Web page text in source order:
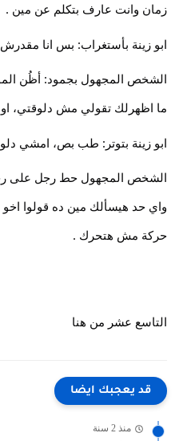
زمان وانت عارف بتكلم عن مين .
ابو زينة بأستغراب: بس انا
الشخص المجهول بجمود: أظُن
ما اظهرلك تقولي مش دلوقتي،
ابو زينة بتوتر: طب بص، امشي
الشخص المجهول حط رجل على
واي حد هيسألك مين ده قولوا
حركة مش هتحرك .
التاسع عشر من هنا
قد يعجبك ايضا
منذ 2 سنة